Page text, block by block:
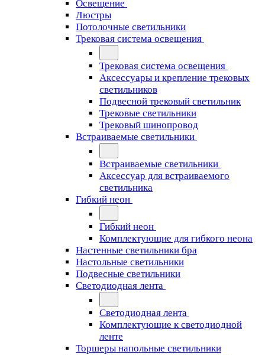
Освещение
Люстры
Потолочные светильники
Трековая система освещения
Трековая система освещения
Аксессуары и крепление трековых
светильников
Подвесной трековый светильник
Трековые светильники
Трековый шинопровод
Встраиваемые светильники
Встраиваемые светильники
Аксессуар для встраиваемого
светильника
Гибкий неон
Гибкий неон
Комплектующие для гибкого неона
Настенные светильники бра
Настольные светильники
Подвесные светильники
Светодиодная лента
Светодиодная лента
Комплектующие к светодиодной
ленте
Торшеры напольные светильники